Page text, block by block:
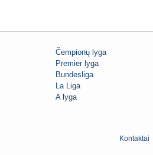
Čempionų lyga
Premier lyga
Bundesliga
La Liga
A lyga
Kontaktai